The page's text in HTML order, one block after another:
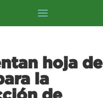
hoja de
la
de